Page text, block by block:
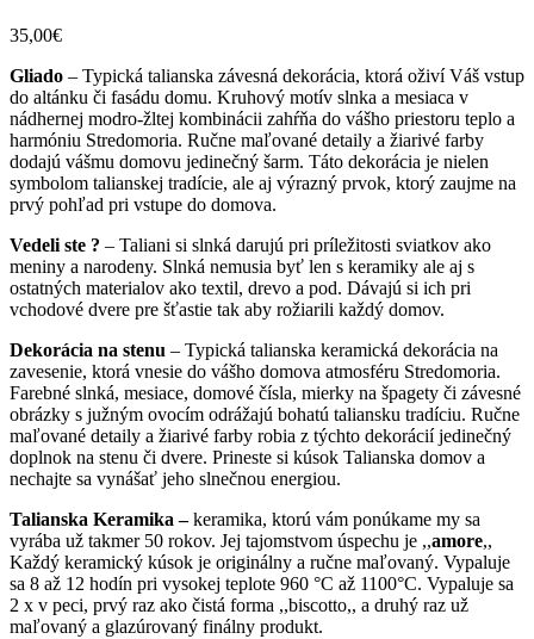
35,00€
Gliado – Typická talianska závesná dekorácia, ktorá oživí Váš vstup
do altánku či fasádu domu. Kruhový motív slnka a mesiaca v
nádhernej modro-žltej kombinácii zahŕňa do vášho priestoru teplo a
harmóniu Stredomoria. Ručne maľované detaily a žiarivé farby
dodajú vášmu domovu jedinečný šarm. Táto dekorácia je nielen
symbolom talianskej tradície, ale aj výrazný prvok, ktorý zaujme na
prvý pohľad pri vstupe do domova.
Vedeli ste ? – Taliani si slnká darujú pri príležitosti sviatkov ako
meniny a narodeny. Slnká nemusia byť len s keramiky ale aj s
ostatných materialov ako textil, drevo a pod. Dávajú si ich pri
vchodové dvere pre šťastie tak aby rožiarili každý domov.
Dekorácia na stenu – Typická talianska keramická dekorácia na
zavesenie, ktorá vnesie do vášho domova atmosféru Stredomoria.
Farebné slnká, mesiace, domové čísla, mierky na špagety či závesné
obrázky s južným ovocím odrážajú bohatú taliansku tradíciu. Ručne
maľované detaily a žiarivé farby robia z týchto dekorácií jedinečný
doplnok na stenu či dvere. Prineste si kúsok Talianska domov a
nechajte sa vynášať jeho slnečnou energiou.
Talianska Keramika –keramika, ktorú vám ponúkame my sa
vyrába už takmer 50 rokov. Jej tajomstvom úspechu je ,,amore,,
Každý keramický kúsok je originálny a ručne maľovaný. Vypaluje
sa 8 až 12 hodín pri vysokej teplote 960 °C až 1100°C. Vypaluje sa
2 x v peci, prvý raz ako čistá forma ,,biscotto,, a druhý raz už
maľovaný a glazúrovaný finálny produkt.